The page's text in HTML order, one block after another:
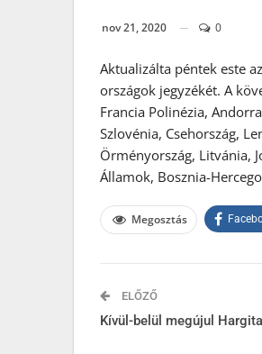
nov 21, 2020 0
Aktualizálta péntek este
országok jegyzékét. A
Francia Polinézia,
Szlovénia, Csehország,
Örményország, Litvánia,
Államok, Bosznia-
Megosztás
ELŐZŐ
Kívül-belül megújul